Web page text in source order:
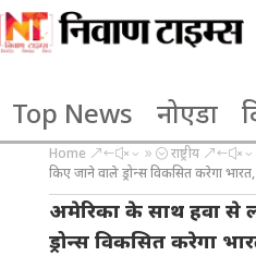
Top News नोएडा
Home &#x39; राष्ट्रीय
किए जाने वाले ड्रोन्स विकसित करेगा
अमेरिका के साथ हवा से
ड्रोन्स विकसित करेगा